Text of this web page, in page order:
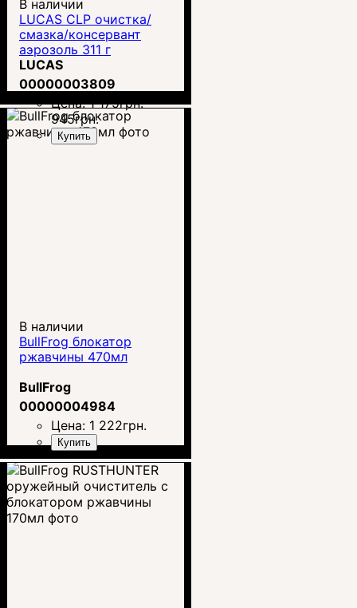
В наличии
LUCAS CLP очистка/
смазка/консервант
аэрозоль 311 г
LUCAS
00000003809
Цена:1 175грн.
945грн.
Купить
В наличии
BullFrog блокатор
ржавчины 470мл
BullFrog
00000004984
Цена: 1 222грн.
Купить